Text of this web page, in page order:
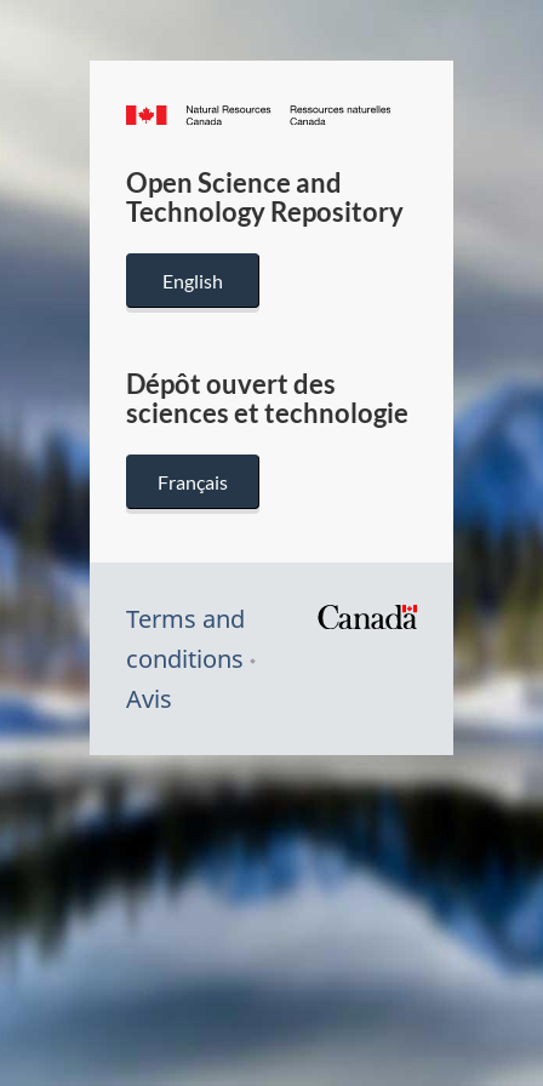
Canada.ca
/
Canada
Open Science and
Technology Repository
English
Dépôt ouvert des
sciences et technologie
Français
Terms and
conditions
Avis
Symbole
du
Canada